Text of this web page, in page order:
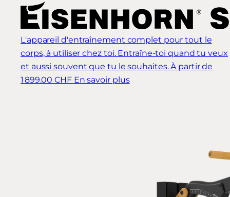
L'appareil d'entraînement complet pour tout le
corps, à utiliser chez toi. Entraîne-toi quand tu veux
et aussi souvent que tu le souhaites. À partir de
1 899.00 CHF En savoir plus